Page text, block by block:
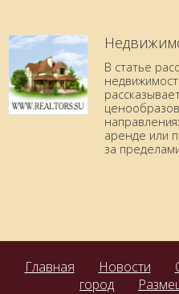
В статье
аренде или
за
Главная Новости
город